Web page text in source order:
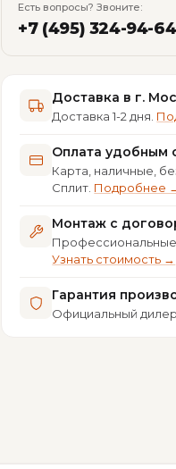
Есть вопросы? Звоните:
+7 (495) 324-94-64
Доставка в г.
Доставка 1-2 дня.
Оплата удобным
Карта, наличные,
Сплит. Подробнее
Монтаж с
Профессиональные
Узнать стоимость →
Гарантия
Официальный